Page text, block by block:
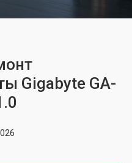
Gigabyte GA-